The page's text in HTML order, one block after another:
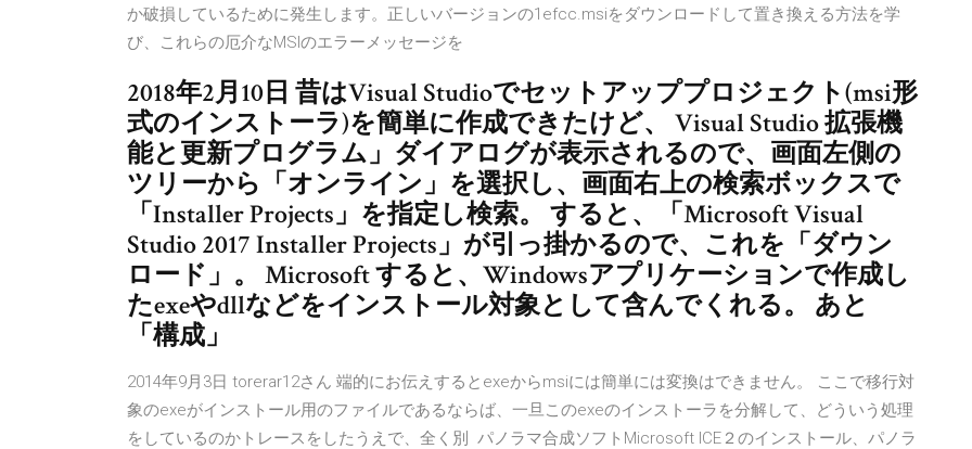
か破損しているために発生します。正しいバージョンの1efcc.msiをダウンロードして置き換える方法を学
び、これらの厄介なMSIのエラーメッセージを
2018年2月10日 昔はVisual Studioでセットアッププロジェクト(msi形
式のインストーラ)を簡単に作成できたけど、 Visual Studio 拡張機
能と更新プログラム」ダイアログが表示されるので、画面左側の
ツリーから「オンライン」を選択し、画面右上の検索ボックスで
「Installer Projects」を指定し検索。 すると、「Microsoft Visual
Studio 2017 Installer Projects」が引っ掛かるので、これを「ダウン
ロード」。 Microsoft すると、Windowsアプリケーションで作成し
たexeやdllなどをインストール対象として含んでくれる。 あと
「構成」
2014年9月3日 torerar12さん 端的にお伝えするとexeからmsiには簡単には変換はできません。 ここで移行対
象のexeがインストール用のファイルであるならば、一旦このexeのインストーラを分解して、どういう処理
をしているのかトレースをしたうえで、全く別 パノラマ合成ソフトMicrosoft ICE２のインストール、パノラ